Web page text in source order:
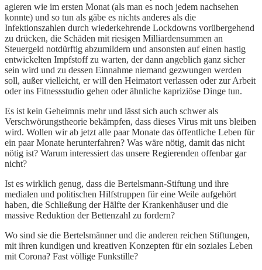
agieren wie im ersten Monat (als man es noch jedem nachsehen
konnte) und so tun als gäbe es nichts anderes als die
Infektionszahlen durch wiederkehrende Lockdowns vorübergehend
zu drücken, die Schäden mit riesigen Milliardensummen an
Steuergeld notdürftig abzumildern und ansonsten auf einen hastig
entwickelten Impfstoff zu warten, der dann angeblich ganz sicher
sein wird und zu dessen Einnahme niemand gezwungen werden
soll, außer vielleicht, er will den Heimatort verlassen oder zur Arbeit
oder ins Fitnessstudio gehen oder ähnliche kapriziöse Dinge tun.
Es ist kein Geheimnis mehr und lässt sich auch schwer als
Verschwörungstheorie bekämpfen, dass dieses Virus mit uns bleiben
wird. Wollen wir ab jetzt alle paar Monate das öffentliche Leben für
ein paar Monate herunterfahren? Was wäre nötig, damit das nicht
nötig ist? Warum interessiert das unsere Regierenden offenbar gar
nicht?
Ist es wirklich genug, dass die Bertelsmann-Stiftung und ihre
medialen und politischen Hilfstruppen für eine Weile aufgehört
haben, die Schließung der Hälfte der Krankenhäuser und die
massive Reduktion der Bettenzahl zu fordern?
Wo sind sie die Bertelsmänner und die anderen reichen Stiftungen,
mit ihren kundigen und kreativen Konzepten für ein soziales Leben
mit Corona? Fast völlige Funkstille?